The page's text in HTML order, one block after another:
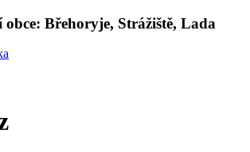
obce: Břehoryje, Strážiště, Lada